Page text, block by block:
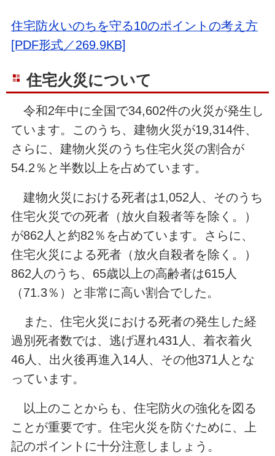
住宅防火いのちを守る10のポイントの考え方
[PDF形式／269.9KB]
住宅火災について
令和2年中に全国で34,602件の火災が発生し
ています。このうち、建物火災が19,314件、
さらに、建物火災のうち住宅火災の割合が
54.2％と半数以上を占めています。
建物火災における死者は1,052人、そのうち
住宅火災での死者（放火自殺者等を除く。）
が862人と約82％を占めています。さらに、
住宅火災による死者（放火自殺者を除く。）
862人のうち、65歳以上の高齢者は615人
（71.3％）と非常に高い割合でした。
また、住宅火災における死者の発生した経
過別死者数では、逃げ遅れ431人、着衣着火
46人、出火後再進入14人、その他371人とな
っています。
以上のことからも、住宅防火の強化を図る
ことが重要です。住宅火災を防ぐために、上
記のポイントに十分注意しましょう。